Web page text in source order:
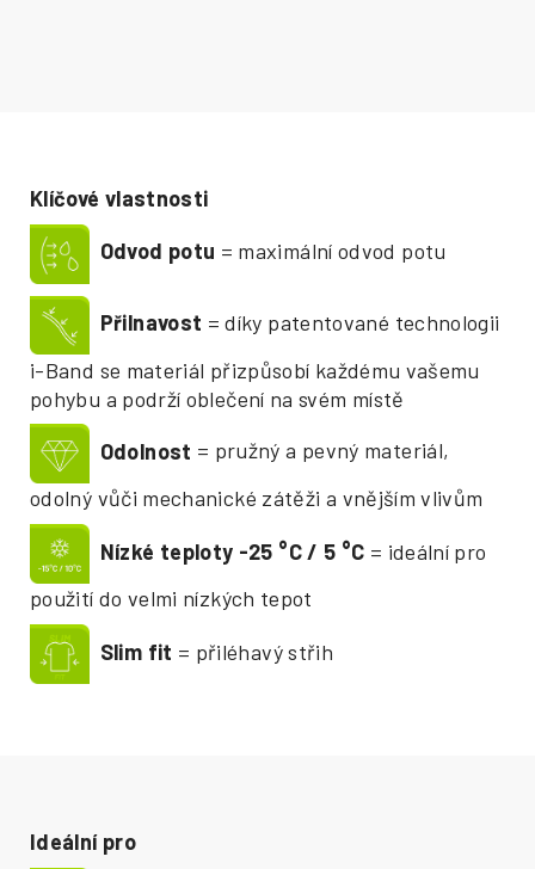
Ideální pro
Klíčové vlastnosti
Odvod potu = maximální odvod potu
Přilnavost = díky patentované technologii
i-Band se materiál přizpůsobí každému vašemu
pohybu a podrží oblečení na svém místě
Odolnost = pružný a pevný materiál,
odolný vůči mechanické zátěži a vnějším vlivům
Nízké teploty -25 °C / 5 °C = ideální pro
použití do velmi nízkých tepot
Slim fit = přiléhavý střih